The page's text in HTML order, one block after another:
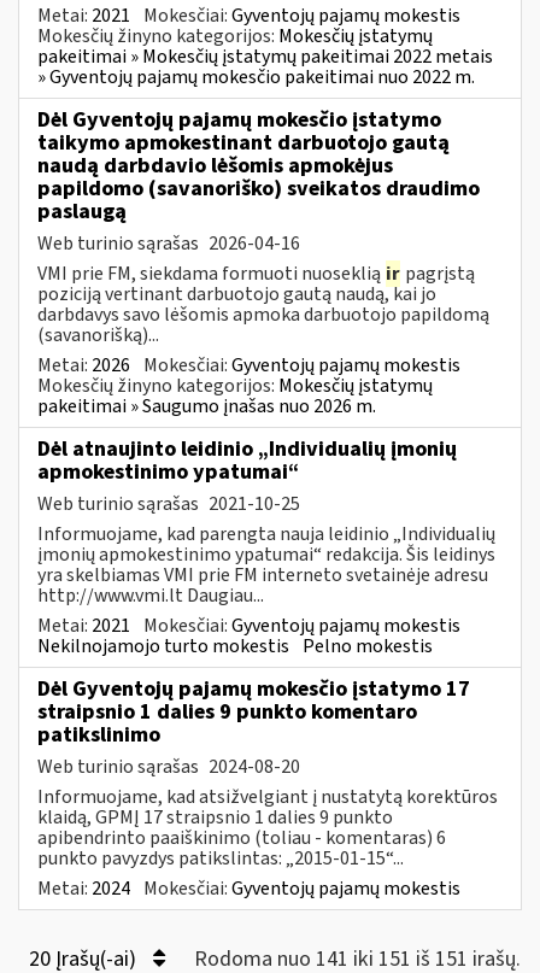
Metai: 2021 Mokesčiai:Gyventojų pajamų mokestis
Mokesčių žinyno kategorijos: Mokesčių įstatymų
pakeitimai » Mokesčių įstatymų pakeitimai 2022 metais
» Gyventojų pajamų mokesčio pakeitimai nuo 2022 m.
Dėl Gyventojų pajamų mokesčio įstatymo
taikymo apmokestinant darbuotojo gautą
naudą darbdavio lėšomis apmokėjus
papildomo (savanoriško) sveikatos draudimo
paslaugą
Web turinio sąrašas 2026-04-16
VMI prie FM, siekdama formuoti nuoseklią ir pagrįstą
poziciją vertinant darbuotojo gautą naudą, kai jo
darbdavys savo lėšomis apmoka darbuotojo papildomą
(savanorišką)...
Metai: 2026 Mokesčiai:Gyventojų pajamų mokestis
Mokesčių žinyno kategorijos: Mokesčių įstatymų
pakeitimai » Saugumo įnašas nuo 2026 m.
Dėl atnaujinto leidinio „Individualių įmonių
apmokestinimo ypatumai“
Web turinio sąrašas 2021-10-25
Informuojame, kad parengta nauja leidinio „Individualių
įmonių apmokestinimo ypatumai“ redakcija. Šis leidinys
yra skelbiamas VMI prie FM interneto svetainėje adresu
http://www.vmi.lt Daugiau...
Metai: 2021 Mokesčiai:Gyventojų pajamų mokestis
Nekilnojamojo turto mokestis Pelno mokestis
Dėl Gyventojų pajamų mokesčio įstatymo 17
straipsnio 1 dalies 9 punkto komentaro
patikslinimo
Web turinio sąrašas 2024-08-20
Informuojame, kad atsižvelgiant į nustatytą korektūros
klaidą, GPMĮ 17 straipsnio 1 dalies 9 punkto
apibendrinto paaiškinimo (toliau - komentaras) 6
punkto pavyzdys patikslintas: „2015-01-15“...
Metai: 2024 Mokesčiai:Gyventojų pajamų mokestis
20 Įrašų(-ai) Rodoma nuo 141 iki 151 iš 151 irašų.